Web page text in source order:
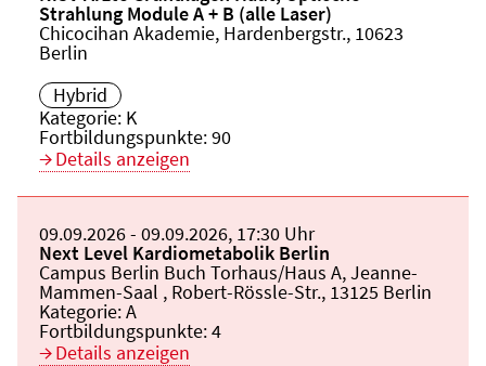
Strahlung Module A + B (alle Laser)
Veranstaltungsort:
Chicocihan Akademie, Hardenbergstr., 10623
Berlin
Hybrid
Kategorie: K
Fortbildungspunkte:90
Details anzeigen
Beginn:
09.09.2026Ende und Anfangszeit:
- 09.09.2026, 17:30 Uhr
Veranstaltungstitel:
Next Level Kardiometabolik Berlin
Veranstaltungsort:
Campus Berlin Buch Torhaus/Haus A, Jeanne-
Mammen-Saal , Robert-Rössle-Str., 13125 Berlin
Kategorie:A
Fortbildungspunkte:4
Details anzeigen